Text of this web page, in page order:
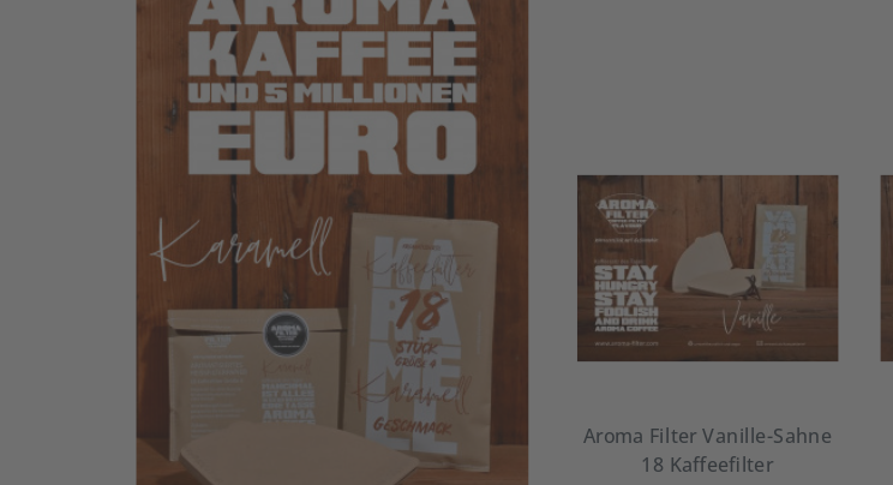
Aroma Filter Vanille-Sahne
18 Kaffeefilter